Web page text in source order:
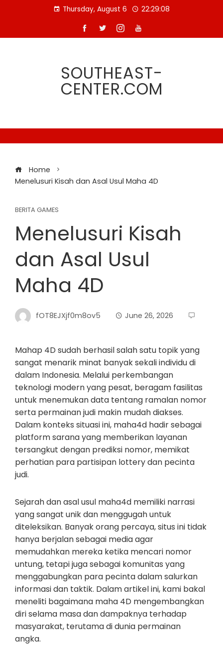
Thursday, August 6 22:29:09
SOUTHEAST-
CENTER.COM
Home
Menelusuri Kisah dan Asal Usul Maha 4D
BERITA GAMES
Menelusuri Kisah
dan Asal Usul
Maha 4D
fOT8EJXjf0m8ov5 June 26, 2026
Mahap 4D sudah berhasil salah satu topik yang
sangat menarik minat banyak sekali individu di
dalam Indonesia. Melalui perkembangan
teknologi modern yang pesat, beragam fasilitas
untuk menemukan data tentang ramalan nomor
serta permainan judi makin mudah diakses.
Dalam konteks situasi ini, maha4d hadir sebagai
platform sarana yang memberikan layanan
tersangkut dengan prediksi nomor, memikat
perhatian para partisipan lottery dan pecinta
judi.
Sejarah dan asal usul maha4d memiliki narrasi
yang sangat unik dan menggugah untuk
diteleksikan. Banyak orang percaya, situs ini tidak
hanya berjalan sebagai media agar
memudahkan mereka ketika mencari nomor
untung, tetapi juga sebagai komunitas yang
menggabungkan para pecinta dalam salurkan
informasi dan taktik. Dalam artikel ini, kami bakal
meneliti bagaimana maha 4D mengembangkan
diri selama masa dan dampaknya terhadap
masyarakat, terutama di dunia permainan
angka.